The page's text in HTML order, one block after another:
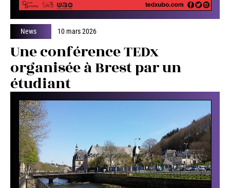
News 10 mars 2026
Une conférence TEDx
organisée à Brest par un
étudiant